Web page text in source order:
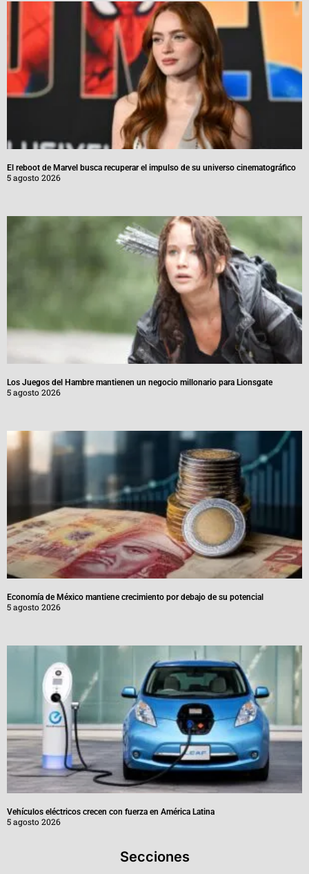
El reboot de Marvel busca recuperar el impulso de su universo cinematográfico
5 agosto 2026
Los Juegos del Hambre mantienen un negocio millonario para Lionsgate
5 agosto 2026
Economía de México mantiene crecimiento por debajo de su potencial
5 agosto 2026
Vehículos eléctricos crecen con fuerza en América Latina
5 agosto 2026
Secciones